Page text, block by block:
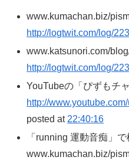
www.kumachan.biz/
http://logtwit.com/log/
www.katsunori.com/
http://logtwit.com/log/
YouTubeの「ぴずもチ
http://
posted at 22:40:16
「running 運動音痴」
www.kumachan.biz/